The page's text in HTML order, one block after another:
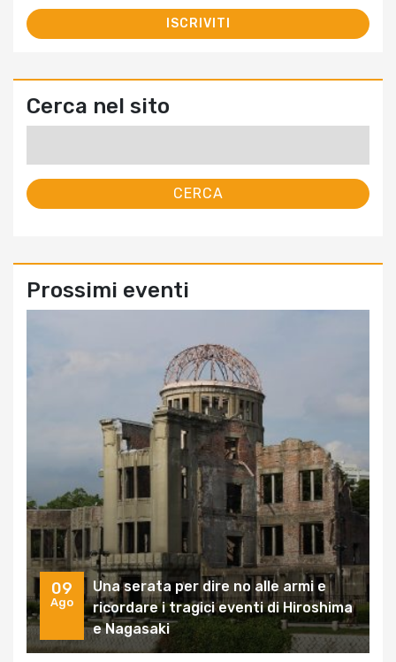
Cerca nel sito
Prossimi eventi
09
Ago
Una serata per dire no alle armi e
ricordare i tragici eventi di Hiroshima
e Nagasaki